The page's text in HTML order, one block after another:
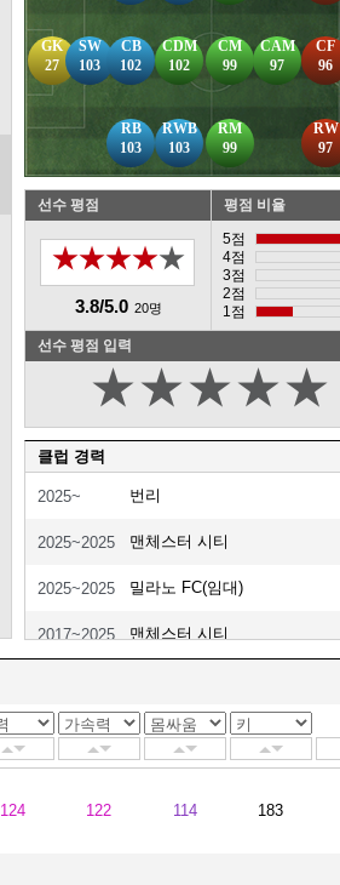
GK
27
SW
103
RWB
103
RB
103
CB
102
CDM
102
RM
99
CM
99
CAM
97
CF
96
RW
97
선수 평점
★★★★★
3.8/5.0 20명
평점 비율
5점
4점
3점
2점
1점
선수 평점 입력
★★★★★
클럽 경력
2025~ 번리
2025~2025 맨체스터 시티
2025~2025 밀라노 FC(임대)
2017~2025 맨체스터 시티
2011~2011 애스턴 빌라(임대)
2010~2011 퀸스파크 레인저스(임대)
2010~2010 토트넘 홋스퍼
124 122 114 183